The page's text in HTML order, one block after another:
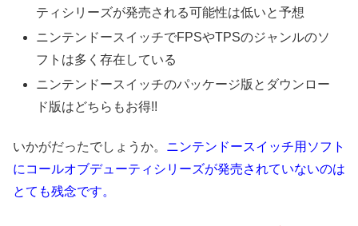
ティシリーズが発売される可能性は低いと予想
ニンテンドースイッチでFPSやTPSのジャンルのソ
フトは多く存在している
ニンテンドースイッチのパッケージ版とダウンロー
ド版はどちらもお得!!
いかがだったでしょうか。 ニンテンドースイッチ用ソフト
にコールオブデューティシリーズが発売されていないのは
とても残念です。